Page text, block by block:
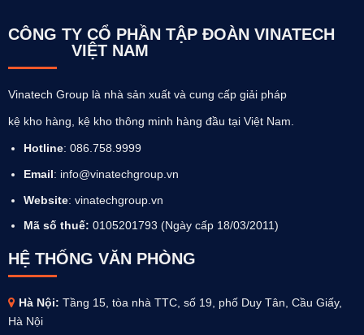
CÔNG TY CỔ PHẦN TẬP ĐOÀN VINATECH
VIỆT NAM
Vinatech Group là nhà sản xuất và cung cấp giải pháp
kệ kho hàng, kệ kho thông minh hàng đầu tại Việt Nam.
Hotline: 086.758.9999
Email: info@vinatechgroup.vn
Website: vinatechgroup.vn
Mã số thuế: 0105201793 (Ngày cấp 18/03/2011)
HỆ THỐNG VĂN PHÒNG
Hà Nội: Tầng 15, tòa nhà TTC, số 19, phố Duy Tân, Cầu Giấy,
Hà Nội